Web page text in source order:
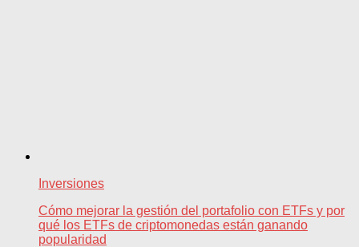
Inversiones
Cómo mejorar la gestión del portafolio con ETFs y por
qué los ETFs de criptomonedas están ganando
popularidad